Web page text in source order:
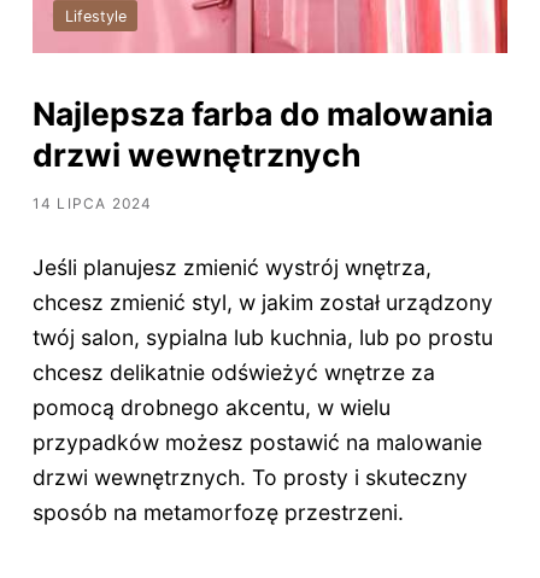
Lifestyle
Najlepsza farba do malowania
drzwi wewnętrznych
14 LIPCA 2024
Jeśli planujesz zmienić wystrój wnętrza,
chcesz zmienić styl, w jakim został urządzony
twój salon, sypialna lub kuchnia, lub po prostu
chcesz delikatnie odświeżyć wnętrze za
pomocą drobnego akcentu, w wielu
przypadków możesz postawić na malowanie
drzwi wewnętrznych. To prosty i skuteczny
sposób na metamorfozę przestrzeni.